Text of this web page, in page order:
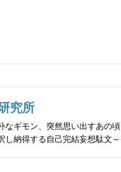
究所
なギモン、突然思い出すあの
し納得する自己完結妄想駄文～